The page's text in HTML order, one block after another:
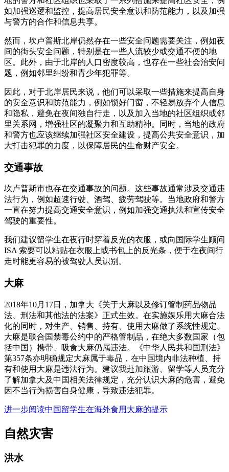
如加强巡逻和监控，提高居民安全意识和防范能力，以及加强
与警方的合作和信息共享。
然而，坎卢普斯北岸仍然存在一些安全问题需要关注，例如夜
间的街头安全问题，特别是在一些人流较少或交通不便的地
区。此外，由于北岸的人口密度较高，也存在一些社会治安问
题，例如邻里纠纷和青少年犯罪等。
因此，对于北岸居民来说，他们可以采取一些措施来提高自身
的安全意识和防范能力，例如锁好门窗，不轻易放弃个人信息
和隐私，避免在夜间独自行走，以及加入当地的社区组织或邻
里关系网，增强社区的凝聚力和互助精神。同时，当地的政府
和警方也应该继续加强社区安全建设，提高公共安全意识，加
大打击犯罪的力度，以保障居民的生命财产安全。
交通事故
坎卢普斯市也存在交通事故的问题。这些事故通常涉及交通违
法行为，例如超速行驶、酒驾、疲劳驾驶等。当地政府和警方
一直在努力提高交通安全意识，例如加强交通执法和宣传安全
驾驶的重要性。
我们建议留学生在夜行时穿着反光的衣服，或向国际学生顾问
ISA 索要可以粘贴在衣服上或书包上的反光条，便于在夜间行
走时能更容易的被驾驶人员识别。
大麻
2018年10月17日，加拿大《关于大麻以及修订管制药品物品
法、刑法和其他法的法案》正式生效。在实施娱乐用大麻合法
化的同时，对生产、销售、持有、使用大麻做了系统性规定。
大麻是联合国禁毒公约中的严格管制品，在绝大多数国家（包
括中国）携带、吸食大麻仍属违法。《中华人民共和国刑法》
第357条亦明确规定大麻属于毒品，在中国境内非法种植、持
有和使用大麻是违法行为。建议我赴加旅游、留学等人员充分
了解加拿大及中国相关法律规定，充分认识大麻的危害，避免
因不当行为损害自身健康，导致违法犯罪。
进一步阅读中国留学生在海外食用大麻的提示
自然灾害
洪水